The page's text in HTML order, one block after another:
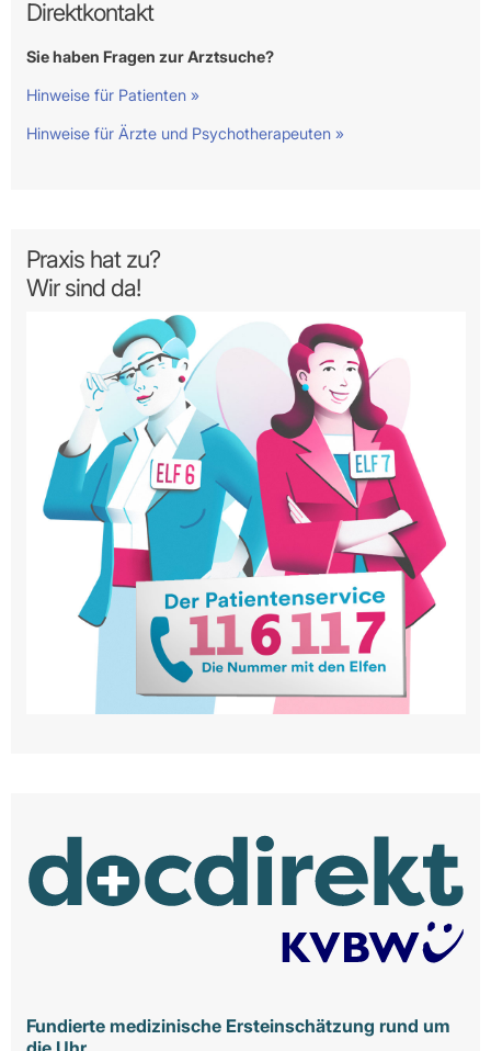
Direktkontakt
Sie haben Fragen zur Arztsuche?
Hinweise für Patienten »
Hinweise für Ärzte und Psychotherapeuten »
Praxis hat zu?
Wir sind da!
Fundierte medizinische Ersteinschätzung rund um